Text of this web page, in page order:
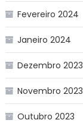
Fevereiro 2024
Janeiro 2024
Dezembro 2023
Novembro 2023
Outubro 2023